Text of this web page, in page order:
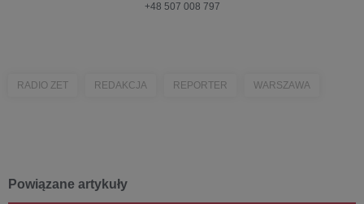
+48 507 008 797
RADIO ZET REDAKCJA REPORTER WARSZAWA
Powiązane artykuły